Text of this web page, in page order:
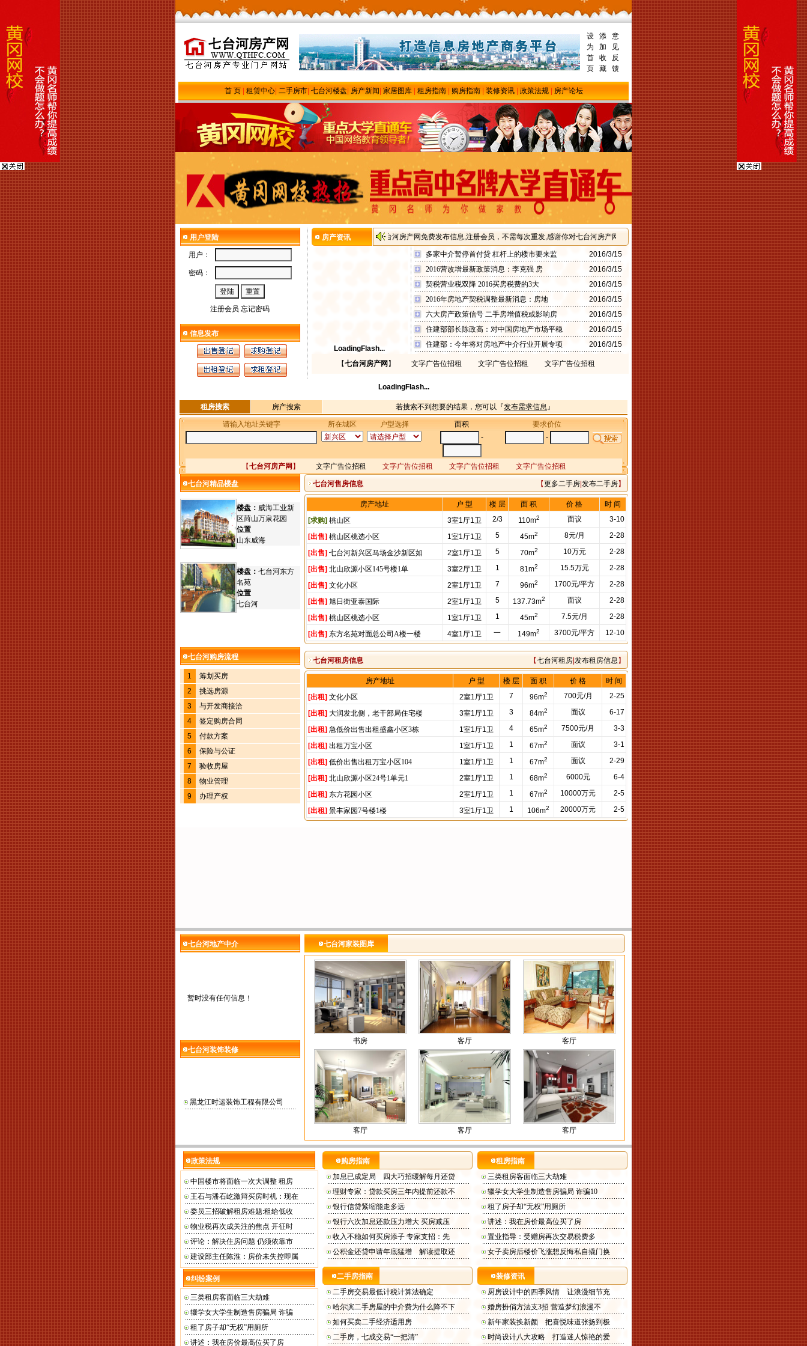
设
为
首
页
添
加
收
藏
意
见
反
馈
首 页| 租赁中心| 二手房市| 七台河楼盘 房产新闻 家居图库| 租房指南| 购房指南| 装修资讯| 政策法规| 房产论坛
用户登陆
用户：
密码：
注册会员 忘记密码
信息发布
房产资讯 七台河房产网免费发布信息,注册会员，不需每次重发,感谢你对七台河房产网的支持！
LoadingFlash...
多家中介暂停首付贷 杠杆上的楼市要来监
2016/3/15
2016营改增最新政策消息：李克强 房
2016/3/15
契税营业税双降 2016买房税费的3大
2016/3/15
2016年房地产契税调整最新消息：房地
2016/3/15
六大房产政策信号 二手房增值税或影响房
2016/3/15
住建部部长陈政高：对中国房地产市场平稳
2016/3/15
住建部：今年将对房地产中介行业开展专项
2016/3/15
【七台河房产网 】 文字广告位招租 文字广告位招租 文字广告位招租
LoadingFlash...
租房搜索 房产搜索 若搜索不到想要的结果，您可以『发布需求信息』
请输入地址关键字 所在城区 户型选择 面积
要求价位
-
-
【七台河房产网 】 文字广告位招租 文字广告位招租 文字广告位招租 文字广告位招租
七台河精品楼盘
楼盘： 威海工业新
区苘山万泉花园
位置
山东威海
楼盘： 七台河东方
名苑
位置
七台河
七台河售房信息 【更多二手房 发布二手房】
房产地址 户 型 楼 层 面 积 价 格
时 间
[求购] 桃山区 3室1厅1卫 2/3 110m2 面议 3-10
[出售] 桃山区桃选小区 1室1厅1卫 5 45m2 8元/月 2-28
[出售] 七台河新兴区马场金沙新区如 2室1厅1卫 5 70m2 10万元 2-28
[出售] 北山欣源小区145号楼1单 3室2厅1卫 1 81m2 15.5万元 2-28
[出售] 文化小区 2室1厅1卫 7 96m2 1700元/平方 2-28
[出售] 旭日街亚泰国际 2室1厅1卫 5 137.73m2 面议 2-28
[出售] 桃山区桃选小区 1室1厅1卫 1 45m2 7.5元/月 2-28
[出售] 东方名苑对面总公司A楼一楼 4室1厅1卫 一 149m2 3700元/平方 12-10
七台河购房流程
1
筹划买房
2
挑选房源
3
与开发商接洽
4
签定购房合同
5
付款方案
6
保险与公证
7
验收房屋
8
物业管理
9
办理产权
七台河租房信息 【七台河租房 发布租房信息 】
房产地址 户 型 楼 层 面 积 价 格
时 间
[出租] 文化小区 2室1厅1卫 7 96m2 700元/月 2-25
[出租] 大润发北侧，老干部局住宅楼 3室1厅1卫 3 84m2 面议 6-17
[出租] 急低价出售出租盛鑫小区3栋 1室1厅1卫 4 65m2 7500元/月 3-3
[出租] 出租万宝小区 1室1厅1卫 1 67m2 面议 3-1
[出租] 低价出售出租万宝小区104 1室1厅1卫 1 67m2 面议 2-29
[出租] 北山欣源小区24号1单元1 2室1厅1卫 1 68m2 6000元 6-4
[出租] 东方花园小区 2室1厅1卫 1 67m2 10000万元 2-5
[出租] 景丰家园7号楼1楼 3室1厅1卫 1 106m2 20000万元 2-5
七台河地产中介
暂时没有任何信息！
七台河装饰装修
黑龙江时运装饰工程有限公司
七台河家装图库
书房 客厅 客厅
客厅 客厅 客厅
政策法规
中国楼市将面临一次大调整 租房
王石与潘石屹激辩买房时机：现在
委员三招破解租房难题:租给低收
物业税再次成关注的焦点 开征时
评论：解决住房问题 仍须依靠市
建设部主任陈淮：房价未失控即属
纠纷案例
三类租房客面临三大劫难
辍学女大学生制造售房骗局 诈骗
租了房子却“无权”用厕所
讲述：我在房价最高位买了房
购房指南
加息已成定局 四大巧招缓解每月还贷
理财专家：贷款买房三年内提前还款不
银行信贷紧缩能走多远
银行六次加息还款压力增大 买房减压
收入不稳如何买房添子 专家支招：先
公积金还贷申请年底猛增 解读提取还
租房指南
三类租房客面临三大劫难
辍学女大学生制造售房骗局 诈骗10
租了房子却“无权”用厕所
讲述：我在房价最高位买了房
置业指导：受赠房再次交易税费多
女子卖房后楼价飞涨想反悔私自撬门换
二手房指南
二手房交易最低计税计算法确定
哈尔滨二手房屋的中介费为什么降不下
如何买卖二手经济适用房
二手房，七成交易“一把清”
装修资讯
厨房设计中的四季风情 让浪漫细节充
婚房扮俏方法支3招 营造梦幻浪漫不
新年家装换新颜 把喜悦味道张扬到极
时尚设计八大攻略 打造迷人惊艳的爱